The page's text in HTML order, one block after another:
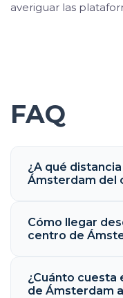
averiguar las
FAQ
¿A qué
Ámsterdam del
Cómo llegar
centro de
¿Cuánto
de Ámsterdam